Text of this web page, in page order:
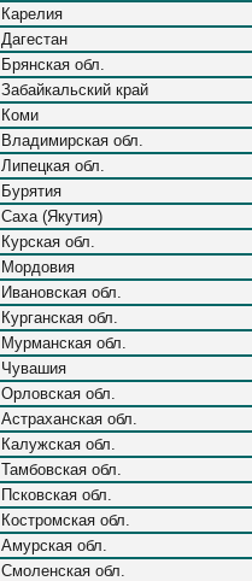
Карелия
Дагестан
Брянская обл.
Забайкальский край
Коми
Владимирская обл.
Липецкая обл.
Бурятия
Саха (Якутия)
Курская обл.
Мордовия
Ивановская обл.
Курганская обл.
Мурманская обл.
Чувашия
Орловская обл.
Астраханская обл.
Калужская обл.
Тамбовская обл.
Псковская обл.
Костромская обл.
Амурская обл.
Смоленская обл.